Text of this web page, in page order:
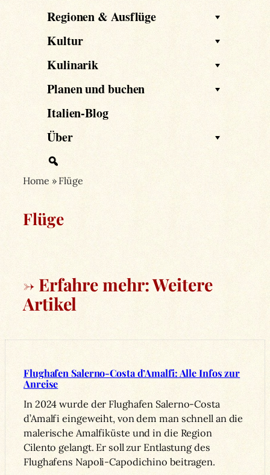
Regionen & Ausflüge
Kultur
Kulinarik
Planen und buchen
Italien-Blog
Über
Home » Flüge
Flüge
→ Erfahre mehr: Weitere
Artikel
Flughafen Salerno-Costa d’Amalfi: Alle Infos zur
Anreise
In 2024 wurde der Flughafen Salerno-Costa
d’Amalfi eingeweiht, von dem man schnell an die
malerische Amalfiküste und in die Region
Cilento gelangt. Er soll zur Entlastung des
Flughafens Napoli-Capodichino beitragen.